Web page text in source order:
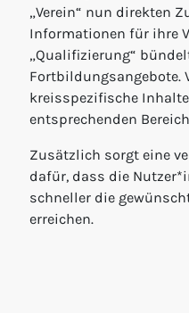
„Verein“ nun direkten
Informationen für ihre
„Qualifizierung“
Fortbildungsangebote.
kreisspezifische
entsprechenden
Zusätzlich sorgt eine
dafür, dass die
schneller die
erreichen.